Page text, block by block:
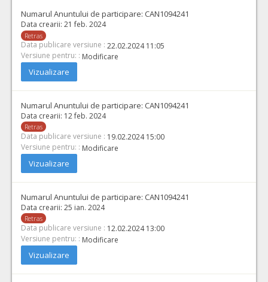
Numarul Anuntului de participare: CAN1094241
Data crearii: 21 feb. 2024
Retras
Data publicare versiune : 22.02.2024 11:05
Versiune pentru: : Modificare
Vizualizare
Numarul Anuntului de participare: CAN1094241
Data crearii: 12 feb. 2024
Retras
Data publicare versiune : 19.02.2024 15:00
Versiune pentru: : Modificare
Vizualizare
Numarul Anuntului de participare: CAN1094241
Data crearii: 25 ian. 2024
Retras
Data publicare versiune : 12.02.2024 13:00
Versiune pentru: : Modificare
Vizualizare